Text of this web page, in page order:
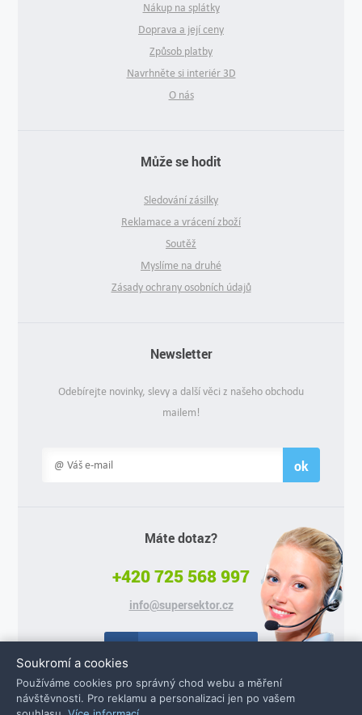
Nákup na splátky
Doprava a její ceny
Způsob platby
Navrhněte si interiér 3D
O nás
Může se hodit
Sledování zásilky
Reklamace a vrácení zboží
Soutěž
Myslíme na druhé
Zásady ochrany osobních údajů
Newsletter
Odebírejte novinky, slevy a další věci z našeho obchodu
mailem!
ok
Máte dotaz?
+420 725 568 997
info@supersektor.cz
Soukromí a cookies
Používáme cookies pro správný chod webu a měření
návštěvnosti. Pro reklamu a personalizaci jen po vašem